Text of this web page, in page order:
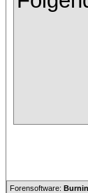
Forensoftware: